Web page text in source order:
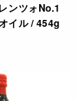
ンツォNo.1
イル / 454g